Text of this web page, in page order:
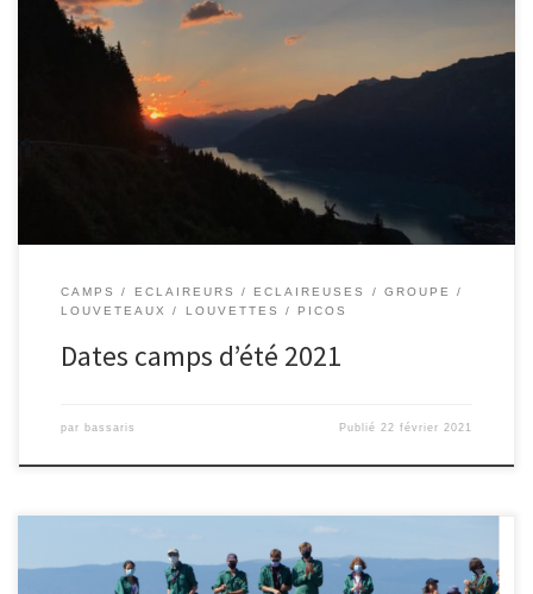
CAMPS ECLAIREURS ECLAIREUSES
GROUPE
LOUVETEAUX
LOUVETTES PICOS
Dates camps d’été 2021
par bassaris Publié22 février 2021